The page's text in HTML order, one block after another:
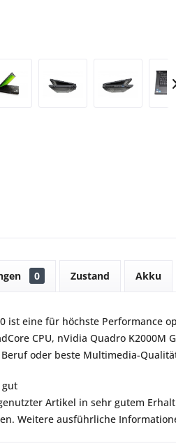
0 Zustand Akku
ist eine für höchste
CPU, nVidia Quadro K2000M
oder beste Multimedia-
gut
Artikel in sehr gutem
Weitere ausführliche